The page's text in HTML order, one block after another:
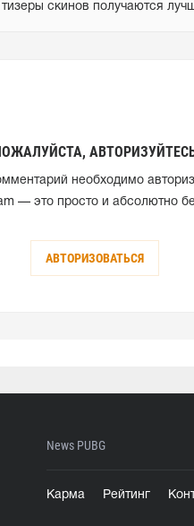
скинов получаются
необходимо
— это просто и абсолютно
АВТОРИЗОВАТЬСЯ
News PUBG
Карма Рейтинг